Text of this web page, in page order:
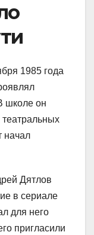
1985 года
школе он
театральных
начал
Дятлов
в сериале
для него
пригласили